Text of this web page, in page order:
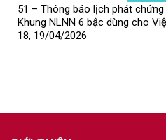
51 – Thông báo lịch phát
Khung NLNN 6 bậc dùng cho
18, 19/04/2026